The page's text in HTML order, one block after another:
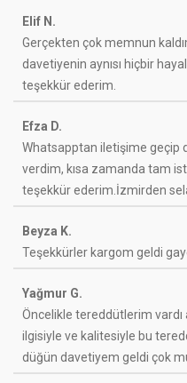
Elif N.
Gerçekten çok memnun
davetiyenin aynısı hiçbir hayal
teşekkür ederim.
Efza D.
Whatsapptan iletişime geçip
verdim, kısa zamanda tam
teşekkür ederim.İzmirden
Beyza K.
Teşekkürler kargom geldi
Yağmur G.
Öncelikle tereddütlerim
ilgisiyle ve kalitesiyle bu
düğün davetiyem geldi çok